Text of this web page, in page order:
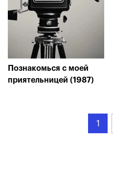
Познакомься с моей
приятельницей (1987)
1